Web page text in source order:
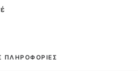
ΠΛΗΡΟΦΟΡΊΕΣ